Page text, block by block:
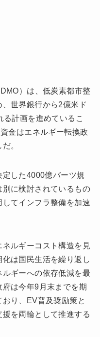
）は、低炭素都市整
世界銀行から2億米ド
計画を進めているこ
金はエネルギー転換政
。
した4000億バーツ規
に検討されているもの
てインフラ整備を加速
ルギーコスト構造を見
は国民生活を繰り返し
ギーへの依存低減を最
は今年9月末までを期
り、EV普及奨励策と
を両輪として推進する